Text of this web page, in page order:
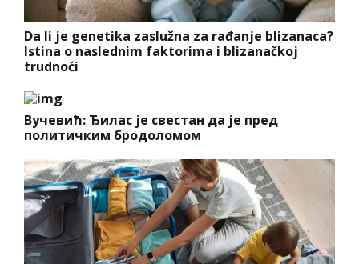
Da li je genetika zaslužna za rađanje blizanaca?
Istina o naslednim faktorima i blizanačkoj
trudnoći
Вучевић: Ђилас је свестан да је пред
политичким бродоломом